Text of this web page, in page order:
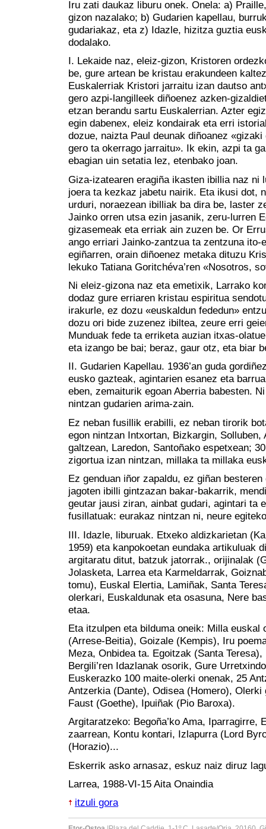
Iru zati daukaz liburu onek. Onela: a)
gizon nazalako; b) Gudarien kapellau,
gudariakaz, eta z) Idazle, hizitza guztia
dodalako.
I. Lekaide naz, eleiz-gizon, Kristoren
be, gure artean be kristau erakundeen
Euskalerriak Kristori jarraitu izan dautso
gero azpi-langilleek diñoenez azken-
etzan berandu sartu Euskalerrian. Azter
egin dabenex, eleiz kondairak eta erri
dozue, naizta Paul deunak diñoanez
gero ta okerrago jarraitu». Ik ekin, azpi ta
ebagian uin setatia lez, etenbako joan.
Giza-izatearen eragiña ikasten ibillia naz ni
joera ta kezkaz jabetu nairik. Eta ikusi dot,
urduri, noraezean ibilliak ba dira be, laster
Jainko orren utsa ezin jasanik, zeru-lurren
gizasemeak eta erriak ain zuzen be. Or
ango erriari Jainko-zantzua ta zentzuna ito-
egiñarren, orain diñoenez metaka dituzu
lekuko Tatiana Goritchéva’ren «Nosotros,
Ni eleiz-gizona naz eta emetixik, Larrako
dodaz gure erriaren kristau espiritua
irakurle, ez dozu «euskaldun fededun»
dozu ori bide zuzenez ibiltea, zeure erri
Munduak fede ta erriketa auzian itxas-
eta izango be bai; beraz, gaur otz, eta biar
II. Gudarien Kapellau. 1936’an guda
eusko gazteak, agintarien esanez eta
eben, zemaiturik egoan Aberria babesten.
nintzan gudarien arima-zain.
Ez neban fusillik erabilli, ez neban tirorik
egon nintzan Intxortan, Bizkargin, Solluben,
galtzean, Laredon, Santoñako espetxean;
zigortua izan nintzan, millaka ta millaka
Ez genduan iñor zapaldu, ez giñan
jagoten ibilli gintzazan bakar-bakarrik,
geutar jausi ziran, ainbat gudari, agintari ta
fusillatuak: eurakaz nintzan ni, neure
III. Idazle, liburuak. Etxeko aldizkarietan
1959) eta kanpokoetan eundaka artikuluak
argitaratu ditut, batzuk jatorrak., orijinalak
Jolasketa, Larrea eta Karmeldarrak,
tomu), Euskal Elertia, Lamiñak, Santa
olerkari, Euskaldunak eta osasuna, Nere
etaa.
Eta itzulpen eta bilduma oneik: Milla euskal
(Arrese-Beitia), Goizale (Kempis), Iru
Meza, Onbidea ta. Egoitzak (Santa
Bergili’ren Idazlanak osorik, Gure
Euskerazko 100 maite-olerki onenak, 25
Antzerkia (Dante), Odisea (Homero), Olerki
Faust (Goethe), Ipuiñak (Pio Baroxa).
Argitaratzeko: Begoña’ko Ama, Iparragirre,
zaarrean, Kontu kontari, Izlapurra (Lord
(Horazio)...
Eskerrik asko arnasaz, eskuz naiz diruz
Larrea, 1988-VI-15 Aita Onaindia
itzuli gora